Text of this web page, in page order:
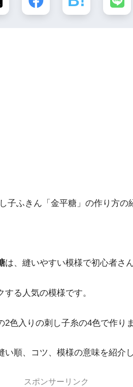
子ふきん「金平糖」の作り方の
は、縫いやすい模様で初心者さ
る人気の模様です。
色入りの刺し子糸の4色で作り
順、コツ、模様の意味を紹介
スポンサーリンク